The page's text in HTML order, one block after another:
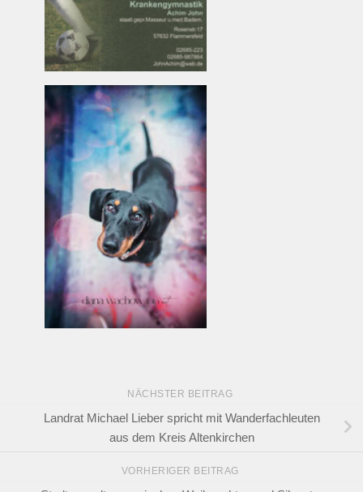
NÄCHSTER BEITRAG
Landrat Michael Lieber spricht mit Wanderfachleuten
aus dem Kreis Altenkirchen
VORHERIGER BEITRAG